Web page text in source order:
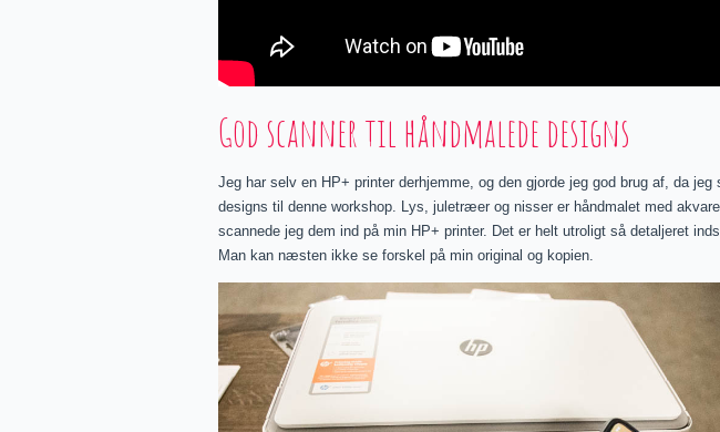
God scanner til håndmalede designs
Jeg har selv en HP+ printer derhjemme, og den gjorde jeg god brug af, da jeg
designs til denne workshop. Lys, juletræer og nisser er håndmalet med
scannede jeg dem ind på min HP+ printer. Det er helt utroligt så detaljeret
Man kan næsten ikke se forskel på min original og kopien.